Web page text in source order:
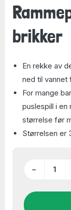
brikker
En rekke av
ned til vannet
For mange
puslespill i en
størrelse før
Størrelsen er
−